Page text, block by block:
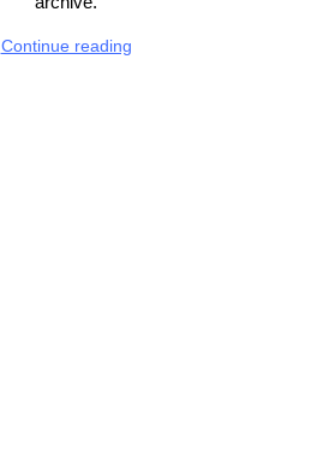
Continue reading